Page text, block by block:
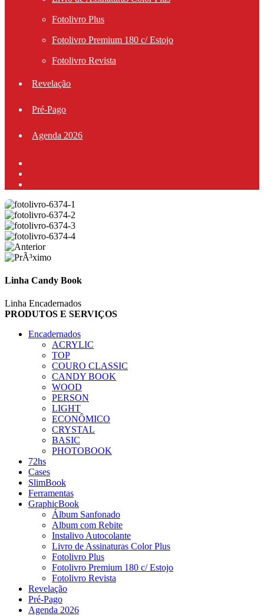
Fotolivro Plus
Fotolivro Premium 180 c/ Estojo
Fotolivro Revista
Revelação
Pré-Pago
Agenda 2026
Linha Candy Book
Linha Encadernados
PRODUTOS E SERVIÇOS
Encadernados
ACRYLIC
TOP
COURO CLASSIC
CANDY BOOK
WOOD
PERSON
LIGHT
ECONÔMICO
CRYSTAL
BASIC
PHOTOBOOK
72hs
Cases
SlimBook
Ferramentas
GraphicBook
Álbum Sanfonado
Album com Rebite
Instalivo Autocolante
Livro de Assinaturas Color Plus
Fotolivro Plus
Fotolivro Premium 180 c/ Estojo
Fotolivro Revista
Revelação
Pré-Pago
Agenda 2026